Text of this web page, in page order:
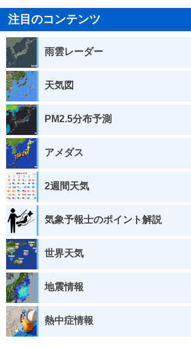
注目のコンテンツ
雨雲レーダー
天気図
PM2.5分布予測
アメダス
2週間天気
気象予報士のポイント解説
世界天気
地震情報
熱中症情報